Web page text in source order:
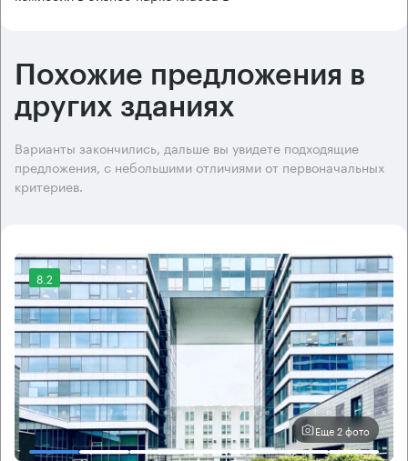
Похожие предложения в
других зданиях
Варианты закончились, дальше вы увидете подходящие
предложения, с небольшими отличиями от первоначальных
критериев.
8.2
Еще 2 фото